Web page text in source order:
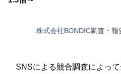
株式会社BONDIC調査・報
SNSによる競合調査によっ